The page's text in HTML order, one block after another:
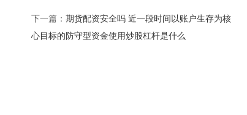
下一篇： 期货配资安全吗 近一段时间以账户生存为核
心目标的防守型资金使用炒股杠杆是什么